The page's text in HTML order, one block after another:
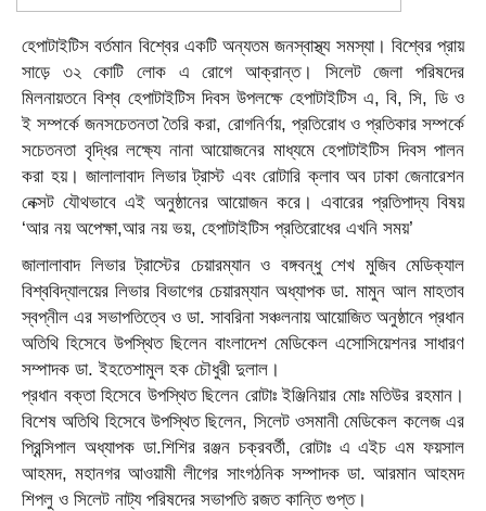
হেপাটাইটিস বর্তমান বিশ্বের একটি অন্যতম জনস্বাস্থ্য সমস্যা। বিশ্বের প্রায়
সাড়ে ৩২ কোটি লোক এ রোগে আক্রান্ত। সিলেট জেলা পরিষদের
মিলনায়তনে বিশ্ব হেপাটাইটিস দিবস উপলক্ষে হেপাটাইটিস এ, বি, সি, ডি ও
ই সম্পর্কে জনসচেতনতা তৈরি করা, রোগনির্ণয়, প্রতিরোধ ও প্রতিকার সম্পর্কে
সচেতনতা বৃদ্ধির লক্ষ্যে নানা আয়োজনের মাধ্যমে হেপাটাইটিস দিবস পালন
করা হয়। জালালাবাদ লিভার ট্রাস্ট এবং রোটারি ক্লাব অব ঢাকা জেনারেশন
নেক্সট যৌথভাবে এই অনুষ্ঠানের আয়োজন করে। এবারের প্রতিপাদ্য বিষয়
‘আর নয় অপেক্ষা,আর নয় ভয়, হেপাটাইটিস প্রতিরোধের এখনি সময়’
জালালাবাদ লিভার ট্রাস্টের চেয়ারম্যান ও বঙ্গবন্ধু শেখ মুজিব মেডিক্যাল
বিশ্ববিদ্যালয়ের লিভার বিভাগের চেয়ারম্যান অধ্যাপক ডা. মামুন আল মাহতাব
স্বপ্নীল এর সভাপতিত্বে ও ডা. সাবরিনা সঞ্চলনায় আয়োজিত অনুষ্ঠানে প্রধান
অতিথি হিসেবে উপস্থিত ছিলেন বাংলাদেশ মেডিকেল এসোসিয়েশনর সাধারণ
সম্পাদক ডা. ইহতেশামুল হক চৌধুরী দুলাল।
প্রধান বক্তা হিসেবে উপস্থিত ছিলেন রোটাঃ ইঞ্জিনিয়ার মোঃ মতিউর রহমান।
বিশেষ অতিথি হিসেবে উপস্থিত ছিলেন, সিলেট ওসমানী মেডিকেল কলেজ এর
প্রিন্সিপাল অধ্যাপক ডা.শিশির রঞ্জন চক্রবর্তী, রোটাঃ এ এইচ এম ফয়সাল
আহমদ, মহানগর আওয়ামী লীগের সাংগঠনিক সম্পাদক ডা. আরমান আহমদ
শিপলু ও সিলেট নাট্য পরিষদের সভাপতি রজত কান্তি গুপ্ত।